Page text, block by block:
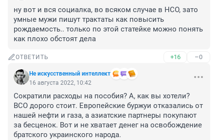
ну вот и вся социалка, во всяком случае в НСО, зато
умные мужи пишут трактаты как повысить
рождаемость.. только по этой статейке можно понять
как плохо обстоят дела
ОТВЕТИТЬ +16 –0
Не искусственный интеллект
16 августа 2022, 10:42
Сократили расходы на пособия? А, как вы хотели?
ВСО дорого стоит. Европейские буржуи отказались от
нашей нефти и газа, а азиатские партнеры покупают
за бесценок. Вот и не хватает денег на освобождение
братского украинского народа.